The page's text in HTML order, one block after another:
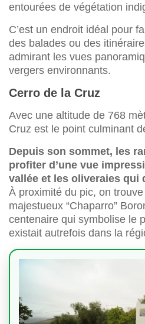
entourées de végétation
C’est un endroit idéal pour
des balades ou des
admirant les vues
vergers environnants.
Cerro de la Cruz
Avec une altitude de 768
Cruz est le point culminant
Depuis son sommet, les
profiter d’une vue
vallée et les oliveraies qui
À proximité du pic, on
majestueux “Chaparro”
centenaire qui symbolise le
existait autrefois dans la